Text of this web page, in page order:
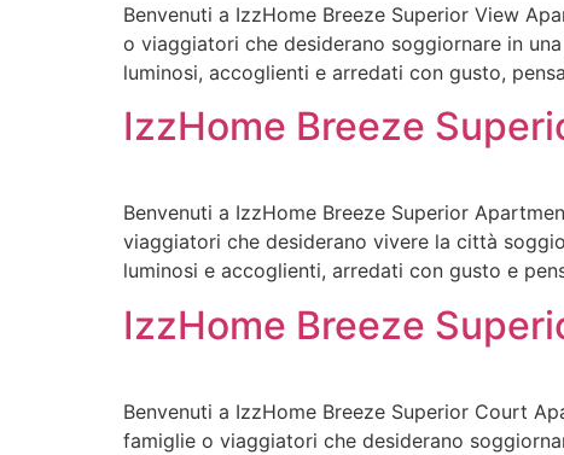
Benvenuti a IzzHome Breeze Superior View
o viaggiatori che desiderano soggiornare in
luminosi, accoglienti e arredati con gusto,
IzzHome Breeze
Benvenuti a IzzHome Breeze Superior
viaggiatori che desiderano vivere la città
luminosi e accoglienti, arredati con gusto e
IzzHome Breeze
Benvenuti a IzzHome Breeze Superior Court
famiglie o viaggiatori che desiderano